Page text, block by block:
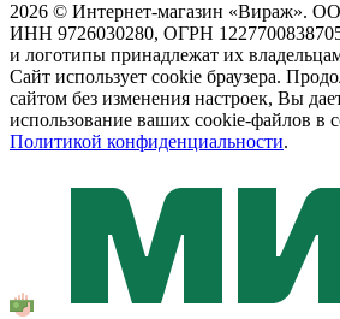
2026 © Интернет-магазин
ИНН 9726030280, ОГРН
и логотипы принадлежат их
Сайт использует cookie браузера.
сайтом без изменения настроек, Вы
использование ваших cookie-файлов в
Политикой конфиденциальности.